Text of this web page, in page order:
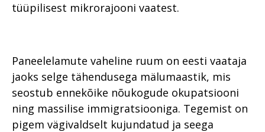
tüüpilisest mikrorajooni vaatest.
Paneelelamute vaheline ruum on eesti vaataja
jaoks selge tähendusega mälumaastik, mis
seostub ennekõike nõukogude okupatsiooni
ning massilise immigratsiooniga. Tegemist on
pigem vägivaldselt kujundatud ja seega